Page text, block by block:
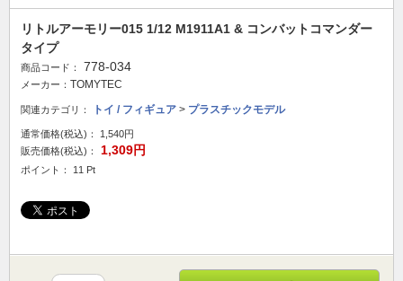
リトルアーモリー015 1/12 M1911A1 & コンバットコマンダー
タイプ
商品コード： 778-034
メーカー： TOMYTEC
関連カテゴリ： トイ / フィギュア > プラスチックモデル
通常価格(税込)：
1,540円
販売価格(税込)：
1,309円
ポイント： 11 Pt